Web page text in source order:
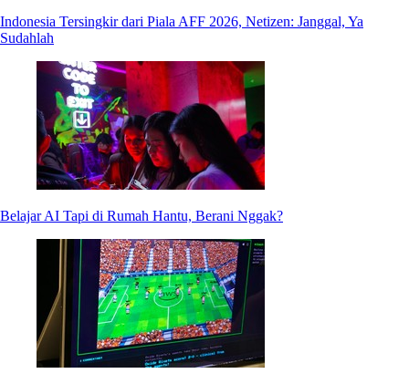
Indonesia Tersingkir dari Piala AFF 2026, Netizen: Janggal, Ya
Sudahlah
Belajar AI Tapi di Rumah Hantu, Berani Nggak?